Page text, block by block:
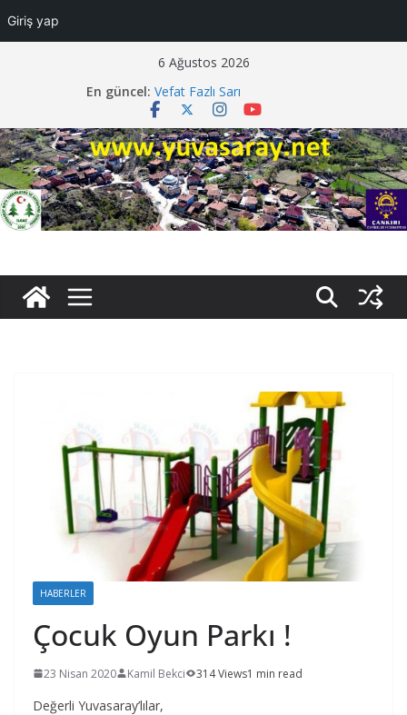
Giriş yap
6 Ağustos 2026
En güncel: Vefat Fazlı Sarı
Vefat Mecit Tenbel
Davetiye Faruk Darendeli
Düğüne Davet Samet Beyaz
Vefat Ayşe Tiryaki
HABERLER
Çocuk Oyun Parkı !
23 Nisan 2020 Kamil Bekci 314 Views1 min read
Değerli Yuvasaray’lılar,